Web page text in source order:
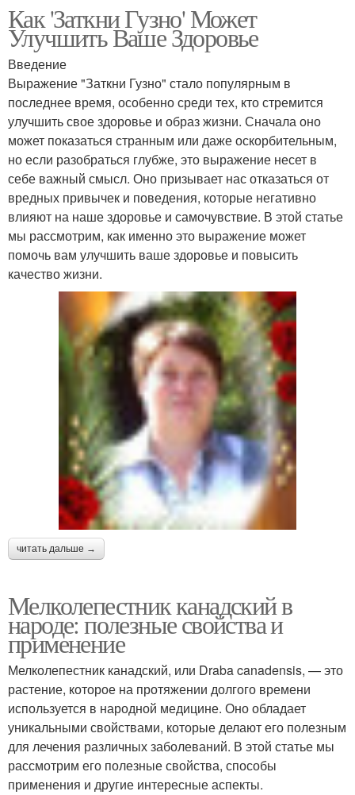
Как 'Заткни Гузно' Может
Улучшить Ваше Здоровье
Введение
Выражение "Заткни Гузно" стало популярным в
последнее время, особенно среди тех, кто стремится
улучшить свое здоровье и образ жизни. Сначала оно
может показаться странным или даже оскорбительным,
но если разобраться глубже, это выражение несет в
себе важный смысл. Оно призывает нас отказаться от
вредных привычек и поведения, которые негативно
влияют на наше здоровье и самочувствие. В этой статье
мы рассмотрим, как именно это выражение может
помочь вам улучшить ваше здоровье и повысить
качество жизни.
читать дальше →
Мелколепестник канадский в
народе: полезные свойства и
применение
Мелколепестник канадский, или Draba canadensis, — это
растение, которое на протяжении долгого времени
используется в народной медицине. Оно обладает
уникальными свойствами, которые делают его полезным
для лечения различных заболеваний. В этой статье мы
рассмотрим его полезные свойства, способы
применения и другие интересные аспекты.